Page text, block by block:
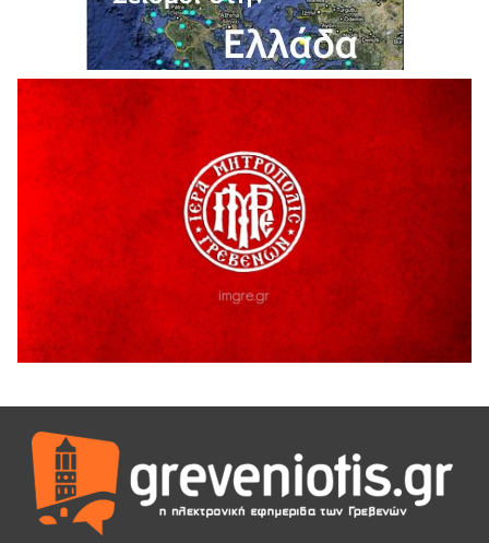
5 Αυγούστου 2026
Θερινό Σινεμά στο πλαίσιο του «Πολιτιστικού
Καλοκαιριού 2026» με την βραβευμένη ταινία «Μικρές
Ανάσες».
5 Αυγούστου 2026
Γρεβενά: Συνελήφθη 18χρονος αλλοδαπός, για κλοπή
εξοπλισμού γυμναστηρίου
ΑΗ ΛΑΟΣ | 5 Αυγούστου | Υπαίθριο Θέατρο “Καστράκι”,
5 Αυγούστου 2026
41η Γιορτή Κρασιού στο Τρίκωμο – «Γιορτή Παράδοσης»
5 Αυγούστου 2026
ΕΥΧΑΡΙΣΤΙΕΣ Φυσιολατρικού Συλλόγου Γρεβενών
4 Αυγούστου 2026
Έκτακτη χρηματοδότηση 400.000€ για επιπλέον εργασίες